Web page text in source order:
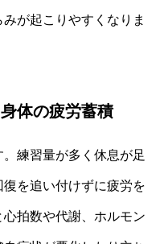
が起こりやすくなりま
体の疲労蓄積
練習量が多く休息が足
を追い付けずに疲労を
拍数や代謝、ホルモン